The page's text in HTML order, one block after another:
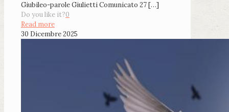
Giubileo-parole Giulietti Comunicato 27[…]
Do you like it?0
Read more
30 Dicembre 2025